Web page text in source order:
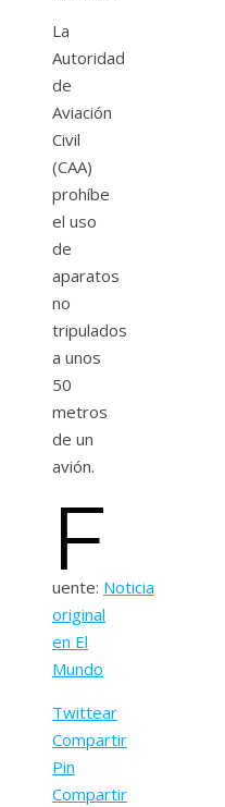
La
Autoridad
de
Aviación
Civil
(CAA)
prohíbe
el uso
de
aparatos
no
tripulados
a unos
50
metros
de un
avión.
F
uente: Noticia
original
en El
Mundo
Twittear
Compartir
Pin
Compartir